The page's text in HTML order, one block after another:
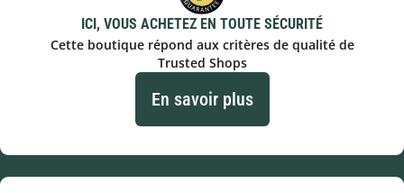
ICI, VOUS ACHETEZ EN TOUTE SÉCURITÉ
Cette boutique répond aux critères de qualité de
Trusted Shops
En savoir plus